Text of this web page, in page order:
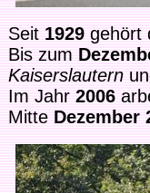
Seit1929gehört
Bis zum
Kaiserslautern
Im Jahr2006
MitteDezember